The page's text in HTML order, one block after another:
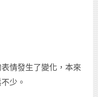
情發生了變化，本來
少。